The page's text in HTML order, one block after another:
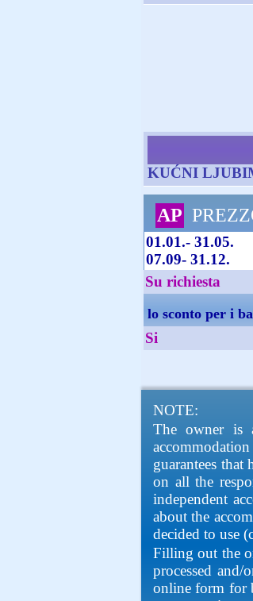
KUĆNI
AP
01.01.- 31.05.
07.09- 31.12.
Su richiesta
lo sconto per i
Si
NOTE:
The owner is
guarantees
on all the
independent
about the
decided to use
Filling out the
processed
online form for